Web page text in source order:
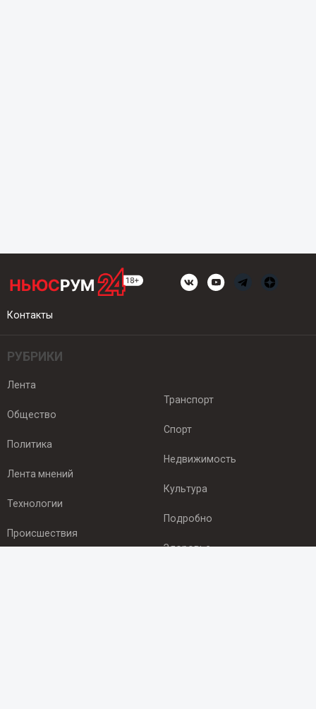
Контакты
РУБРИКИ
Лента
Общество
Политика
Лента мнений
Технологии
Происшествия
Транспорт
Спорт
Недвижимость
Культура
Подробно
Здоровье